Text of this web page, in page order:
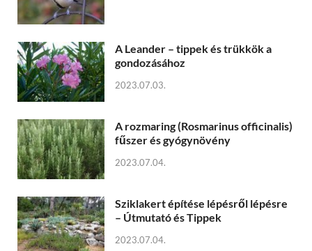
A Leander – tippek és trükkök a
gondozásához
2023.07.03.
A rozmaring (Rosmarinus officinalis)
fűszer és gyógynövény
2023.07.04.
Sziklakert építése lépésről lépésre
– Útmutató és Tippek
2023.07.04.